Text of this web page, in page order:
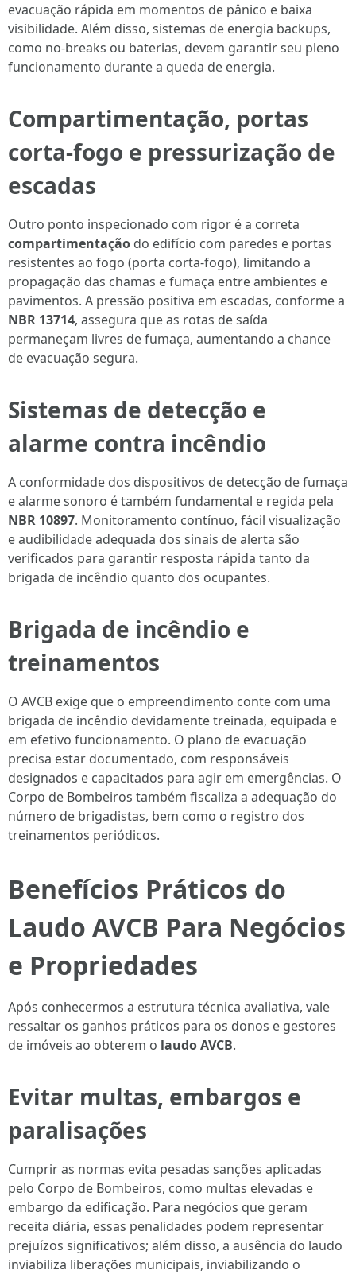
evacuação rápida em momentos de pânico e baixa
visibilidade. Além disso, sistemas de energia backups,
como no-breaks ou baterias, devem garantir seu pleno
funcionamento durante a queda de energia.
Compartimentação, portas
corta-fogo e pressurização de
escadas
Outro ponto inspecionado com rigor é a correta
compartimentação do edifício com paredes e portas
resistentes ao fogo (porta corta-fogo), limitando a
propagação das chamas e fumaça entre ambientes e
pavimentos. A pressão positiva em escadas, conforme a
NBR 13714, assegura que as rotas de saída
permaneçam livres de fumaça, aumentando a chance
de evacuação segura.
Sistemas de detecção e
alarme contra incêndio
A conformidade dos dispositivos de detecção de fumaça
e alarme sonoro é também fundamental e regida pela
NBR 10897. Monitoramento contínuo, fácil visualização
e audibilidade adequada dos sinais de alerta são
verificados para garantir resposta rápida tanto da
brigada de incêndio quanto dos ocupantes.
Brigada de incêndio e
treinamentos
O AVCB exige que o empreendimento conte com uma
brigada de incêndio devidamente treinada, equipada e
em efetivo funcionamento. O plano de evacuação
precisa estar documentado, com responsáveis
designados e capacitados para agir em emergências. O
Corpo de Bombeiros também fiscaliza a adequação do
número de brigadistas, bem como o registro dos
treinamentos periódicos.
Benefícios Práticos do
Laudo AVCB Para Negócios
e Propriedades
Após conhecermos a estrutura técnica avaliativa, vale
ressaltar os ganhos práticos para os donos e gestores
de imóveis ao obterem o laudo AVCB.
Evitar multas, embargos e
paralisações
Cumprir as normas evita pesadas sanções aplicadas
pelo Corpo de Bombeiros, como multas elevadas e
embargo da edificação. Para negócios que geram
receita diária, essas penalidades podem representar
prejuízos significativos; além disso, a ausência do laudo
inviabiliza liberações municipais, inviabilizando o